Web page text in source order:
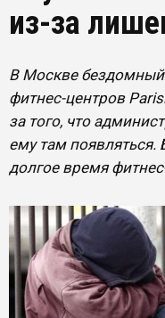
из-за
В Москве бездомный
фитнес-центров
за того, что
ему там появляться.
долгое время